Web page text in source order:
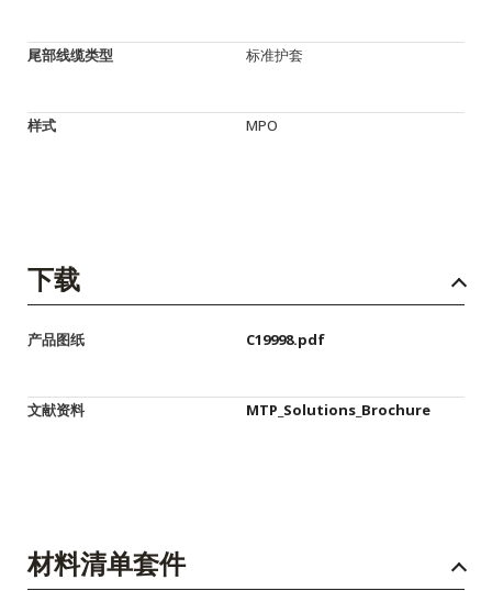
尾部线缆类型 标准护套
样式 MPO
下载
产品图纸 C19998.pdf
文献资料 MTP_Solutions_Brochure
材料清单套件